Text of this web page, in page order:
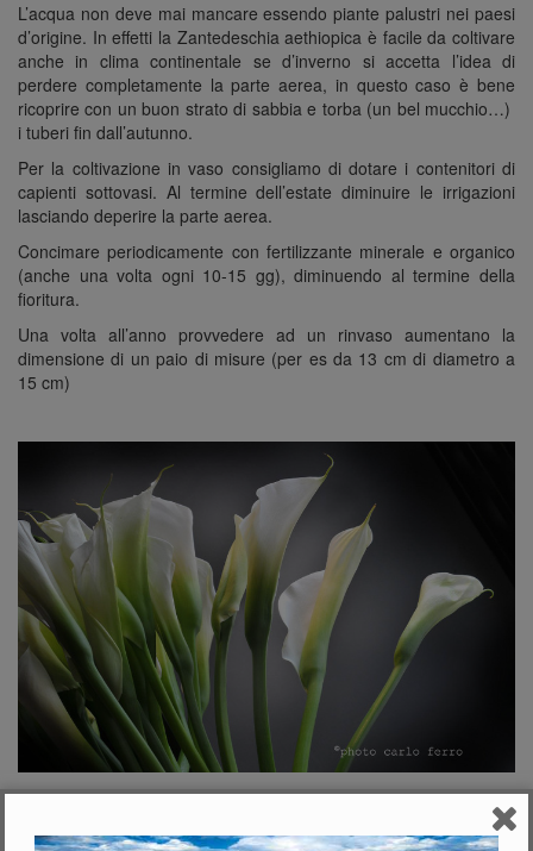
L’acqua non deve mai mancare essendo piante palustri nei paesi
d’origine. In effetti la Zantedeschia aethiopica è facile da coltivare
anche in clima continentale se d’inverno si accetta l’idea di
perdere completamente la parte aerea, in questo caso è bene
ricoprire con un buon strato di sabbia e torba (un bel mucchio…)
i tuberi fin dall’autunno.
Per la coltivazione in vaso consigliamo di dotare i contenitori di
capienti sottovasi. Al termine dell’estate diminuire le irrigazioni
lasciando deperire la parte aerea.
Concimare periodicamente con fertilizzante minerale e organico
(anche una volta ogni 10-15 gg), diminuendo al termine della
fioritura.
Una volta all’anno provvedere ad un rinvaso aumentano la
dimensione di un paio di misure (per es da 13 cm di diametro a
15 cm)